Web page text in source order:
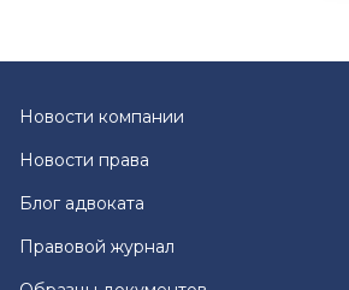
Новости компании
Новости права
Блог адвоката
Правовой журнал